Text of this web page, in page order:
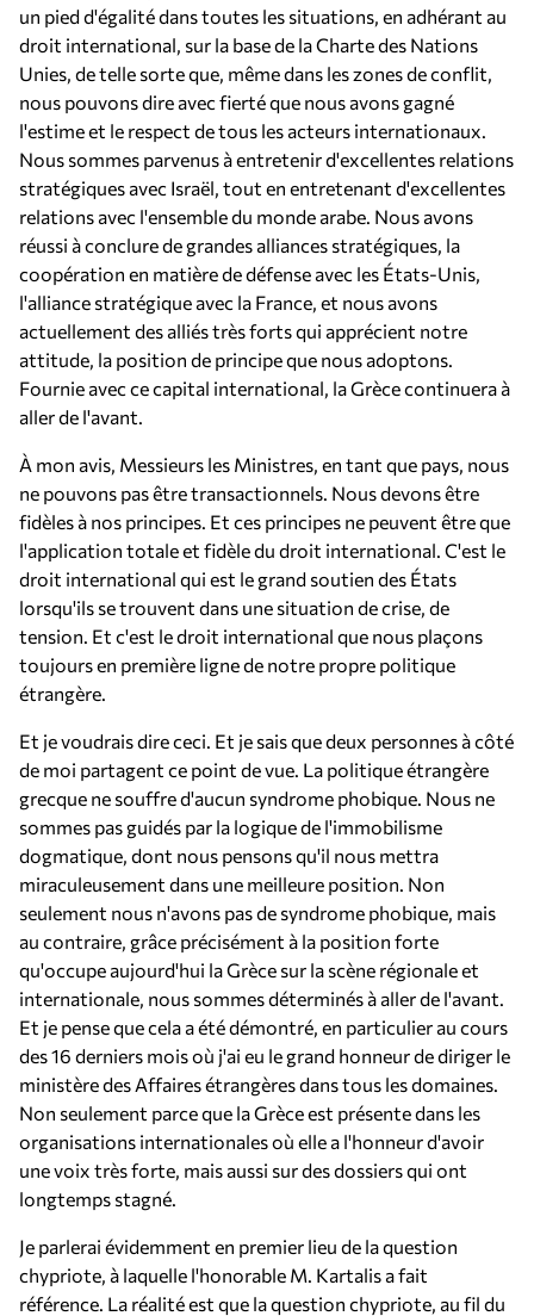
un pied d'égalité dans toutes les situations, en adhérant au
droit international, sur la base de la Charte des Nations
Unies, de telle sorte que, même dans les zones de conflit,
nous pouvons dire avec fierté que nous avons gagné
l'estime et le respect de tous les acteurs internationaux.
Nous sommes parvenus à entretenir d'excellentes relations
stratégiques avec Israël, tout en entretenant d'excellentes
relations avec l'ensemble du monde arabe. Nous avons
réussi à conclure de grandes alliances stratégiques, la
coopération en matière de défense avec les États-Unis,
l'alliance stratégique avec la France, et nous avons
actuellement des alliés très forts qui apprécient notre
attitude, la position de principe que nous adoptons.
Fournie avec ce capital international, la Grèce continuera à
aller de l'avant.
À mon avis, Messieurs les Ministres, en tant que pays, nous
ne pouvons pas être transactionnels. Nous devons être
fidèles à nos principes. Et ces principes ne peuvent être que
l'application totale et fidèle du droit international. C'est le
droit international qui est le grand soutien des États
lorsqu'ils se trouvent dans une situation de crise, de
tension. Et c'est le droit international que nous plaçons
toujours en première ligne de notre propre politique
étrangère.
Et je voudrais dire ceci. Et je sais que deux personnes à côté
de moi partagent ce point de vue. La politique étrangère
grecque ne souffre d'aucun syndrome phobique. Nous ne
sommes pas guidés par la logique de l'immobilisme
dogmatique, dont nous pensons qu'il nous mettra
miraculeusement dans une meilleure position. Non
seulement nous n'avons pas de syndrome phobique, mais
au contraire, grâce précisément à la position forte
qu'occupe aujourd'hui la Grèce sur la scène régionale et
internationale, nous sommes déterminés à aller de l'avant.
Et je pense que cela a été démontré, en particulier au cours
des 16 derniers mois où j'ai eu le grand honneur de diriger le
ministère des Affaires étrangères dans tous les domaines.
Non seulement parce que la Grèce est présente dans les
organisations internationales où elle a l'honneur d'avoir
une voix très forte, mais aussi sur des dossiers qui ont
longtemps stagné.
Je parlerai évidemment en premier lieu de la question
chypriote, à laquelle l'honorable M. Kartalis a fait
référence. La réalité est que la question chypriote, au fil du